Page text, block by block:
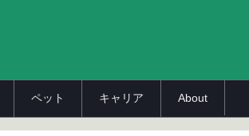
ペット キャリア About